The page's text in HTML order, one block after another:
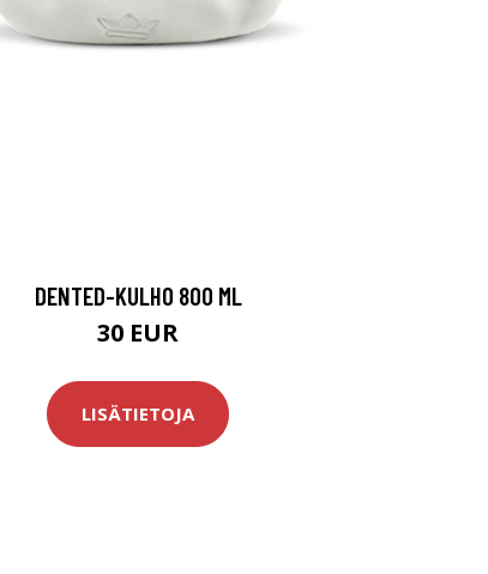
DENTED-KULHO 800 ML
30 EUR
LISÄTIETOJA